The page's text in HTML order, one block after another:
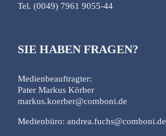
Tel. (0049) 7961 9055-44
SIE HABEN FRAGEN?
Medienbeauftragter:
Pater Markus Körber
markus.koerber@comboni.de
Medienbüro: andrea.fuchs@comboni.de